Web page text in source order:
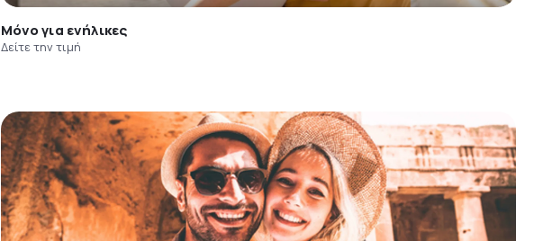
Μόνο για ενήλικες
Δείτε την τιμή